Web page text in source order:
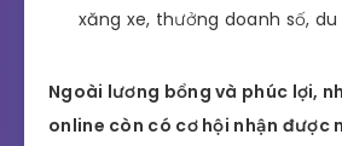
xăng xe, thưởng doanh số,
Ngoài lương bổng và phúc lợi,
online còn có cơ hội nhận được